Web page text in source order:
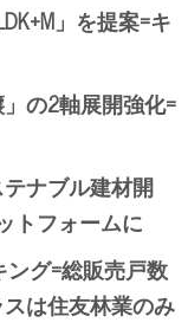
」を提案=キ
の2軸展開強化=
ナブル建材開
トフォームに
グ=総販売戸数
は住友林業のみ